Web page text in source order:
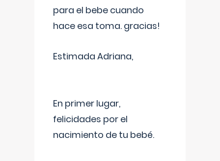
para el bebe cuando
hace esa toma. gracias!
Estimada Adriana,
En primer lugar,
felicidades por el
nacimiento de tu bebé.